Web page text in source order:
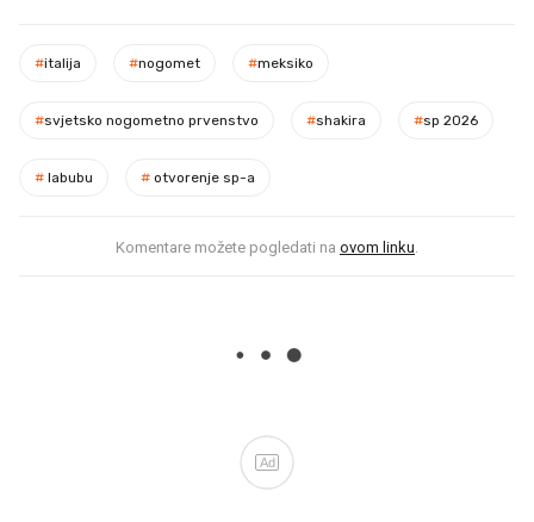
#italija #nogomet #meksiko
#svjetsko nogometno prvenstvo #shakira #sp 2026
# labubu # otvorenje sp-a
Komentare možete pogledati na ovom linku.
Ad